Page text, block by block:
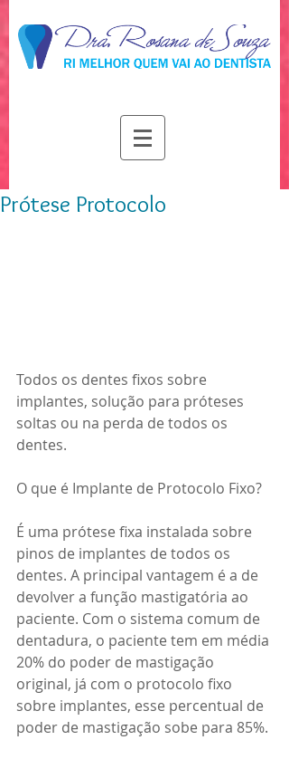
Prótese Protocolo
Todos os dentes fixos sobre
implantes, solução para próteses
soltas ou na perda de todos os
dentes.
O que é Implante de Protocolo Fixo?
É uma prótese fixa instalada sobre
pinos de implantes de todos os
dentes. A principal vantagem é a de
devolver a função mastigatória ao
paciente. Com o sistema comum de
dentadura, o paciente tem em média
20% do poder de mastigação
original, já com o protocolo fixo
sobre implantes, esse percentual de
poder de mastigação sobe para 85%.